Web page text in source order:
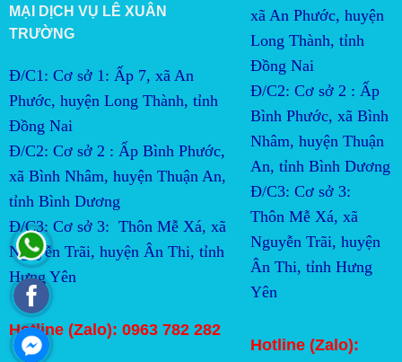
MẠI DỊCH VỤ LÊ XUÂN
TRƯỜNG
Đ/C1: Cơ sở 1: Ấp 7, xã An
Phước, huyện Long Thành, tỉnh
Đồng Nai
Đ/C2: Cơ sở 2 : Ấp Bình Phước,
xã Bình Nhâm, huyện Thuận An,
tỉnh Bình Dương
Đ/C3: Cơ sở 3:  Thôn Mễ Xá, xã
Nguyễn Trãi, huyện Ân Thi, tỉnh
Hưng Yên
Hotline (Zalo): 0963 782 282
xã An Phước, huyện
Long Thành, tỉnh
Đồng Nai
Đ/C2: Cơ sở 2 : Ấp
Bình Phước, xã Bình
Nhâm, huyện Thuận
An, tỉnh Bình Dương
Đ/C3: Cơ sở 3:
Thôn Mễ Xá, xã
Nguyễn Trãi, huyện
Ân Thi, tỉnh Hưng
Yên
Hotline (Zalo):